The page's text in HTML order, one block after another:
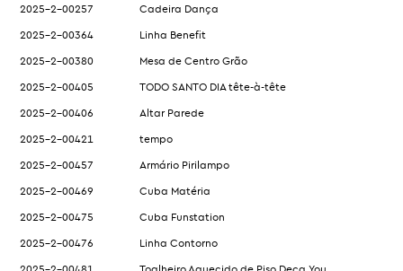
2025-2-00257
Cadeira Dança
2025-2-00364
Linha Benefit
2025-2-00380
Mesa de Centro Grão
2025-2-00405
TODO SANTO DIA tête-à-tête
2025-2-00406
Altar Parede
2025-2-00421
tempo
2025-2-00457
Armário Pirilampo
2025-2-00469
Cuba Matéria
2025-2-00475
Cuba Funstation
2025-2-00476
Linha Contorno